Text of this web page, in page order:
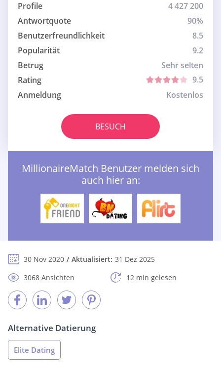
Profile
4 427 200
Antwortquote
90%
Benutzerfreundlichkeit
8.5
Popularität
9.2
Betrug
Sehr selten
Rating
9.5
Anmeldung
Kostenlos
BESUCH
MillionaireMatch Benutzer melden sich
auch hier an:
30 Nov 2020 Aktualisiert: 31 Dez 2025
3068 Ansichten
12 min gelesen
Alternative Datierung
Elite Dating